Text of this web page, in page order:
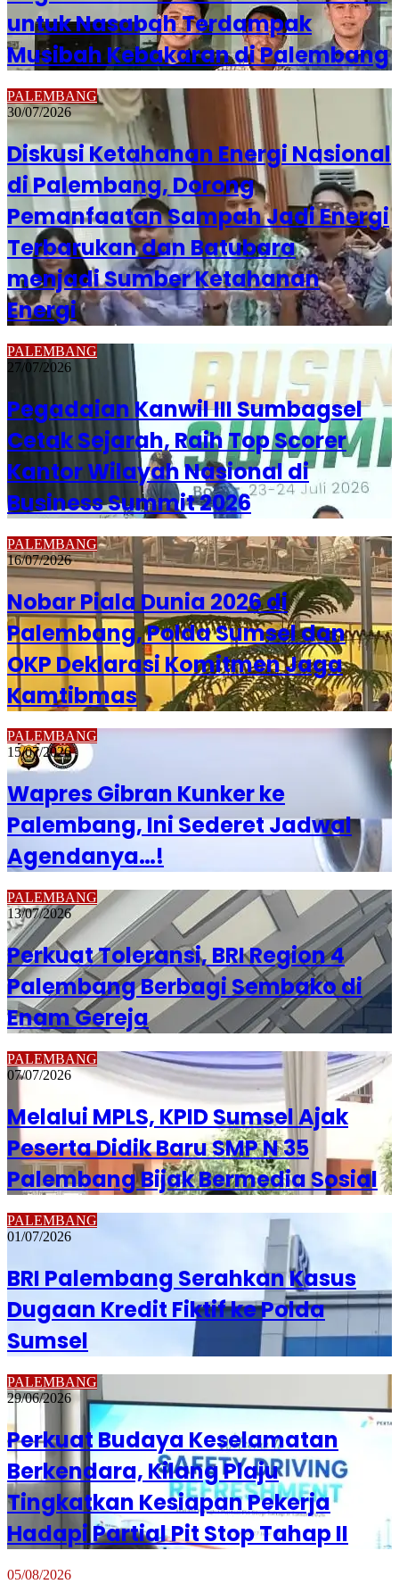
untuk Nasabah Terdampak
Musibah Kebakaran di Palembang
PALEMBANG
30/07/2026
Diskusi Ketahanan Energi Nasional
di Palembang, Dorong
Pemanfaatan Sampah Jadi Energi
Terbarukan dan Batubara
menjadi Sumber Ketahanan
Energi
PALEMBANG
27/07/2026
Pegadaian Kanwil III Sumbagsel
Cetak Sejarah, Raih Top Scorer
Kantor Wilayah Nasional di
Business Summit 2026
PALEMBANG
16/07/2026
Nobar Piala Dunia 2026 di
Palembang, Polda Sumsel dan
OKP Deklarasi Komitmen Jaga
Kamtibmas
PALEMBANG
15/07/2026
Wapres Gibran Kunker ke
Palembang, Ini Sederet Jadwal
Agendanya…!
PALEMBANG
13/07/2026
Perkuat Toleransi, BRI Region 4
Palembang Berbagi Sembako di
Enam Gereja
PALEMBANG
07/07/2026
Melalui MPLS, KPID Sumsel Ajak
Peserta Didik Baru SMP N 35
Palembang Bijak Bermedia Sosial
PALEMBANG
01/07/2026
BRI Palembang Serahkan Kasus
Dugaan Kredit Fiktif ke Polda
Sumsel
PALEMBANG
29/06/2026
Perkuat Budaya Keselamatan
Berkendara, Kilang Plaju
Tingkatkan Kesiapan Pekerja
Hadapi Partial Pit Stop Tahap II
05/08/2026